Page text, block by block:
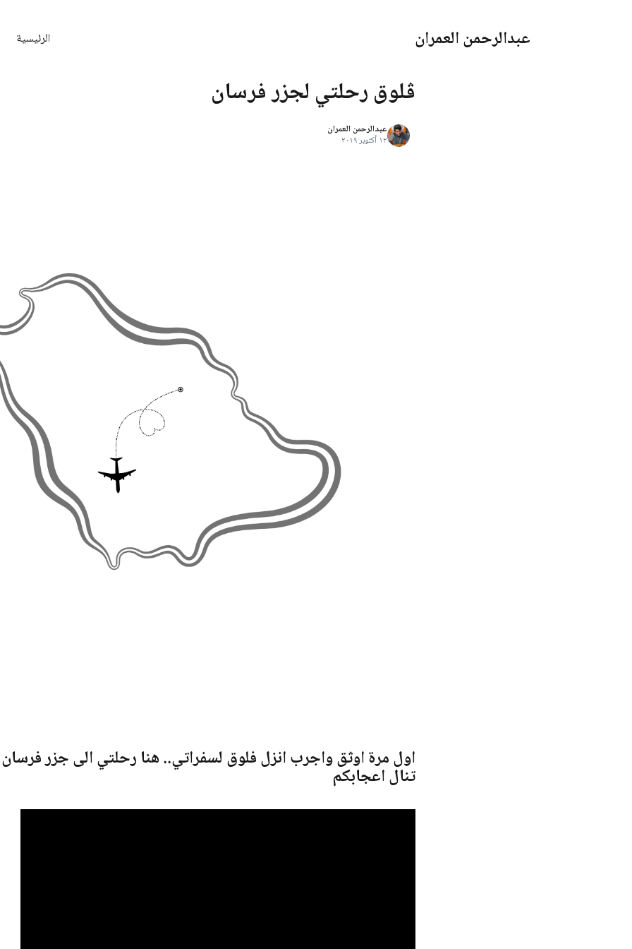
عبدالرحمن العمران الرئيسية
ڤلوق رحلتي لجزر فرسان
عبدالرحمن العمران
١٢ أكتوبر ٢٠١٩
اول مرة اوثق واجرب انزل فلوق لسفراتي.. هنا رحلتي الى جزر
تنال اعجابكم